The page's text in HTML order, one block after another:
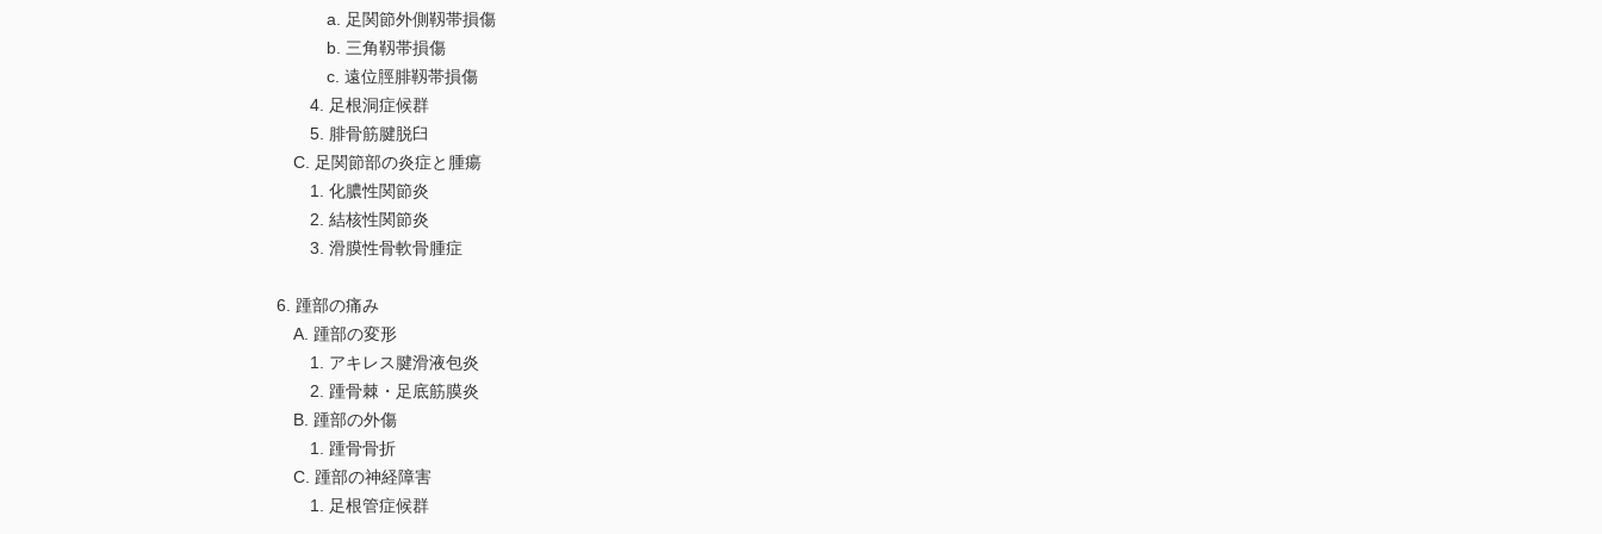
a. 足関節外側靱帯損傷
b. 三角靱帯損傷
c. 遠位脛腓靱帯損傷
4. 足根洞症候群
5. 腓骨筋腱脱臼
C. 足関節部の炎症と腫瘍
1. 化膿性関節炎
2. 結核性関節炎
3. 滑膜性骨軟骨腫症
6. 踵部の痛み
A. 踵部の変形
1. アキレス腱滑液包炎
2. 踵骨棘・足底筋膜炎
B. 踵部の外傷
1. 踵骨骨折
C. 踵部の神経障害
1. 足根管症候群